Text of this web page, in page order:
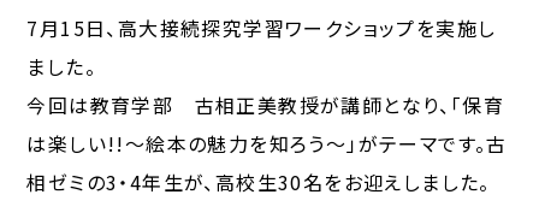
7月15日、高大接続探究学習ワークショップを実施し
ました。
今回は教育学部 古相正美教授が講師となり、「保育
は楽しい!!～絵本の魅力を知ろう～」がテーマです。古
相ゼミの3・4年生が、高校生30名をお迎えしました。